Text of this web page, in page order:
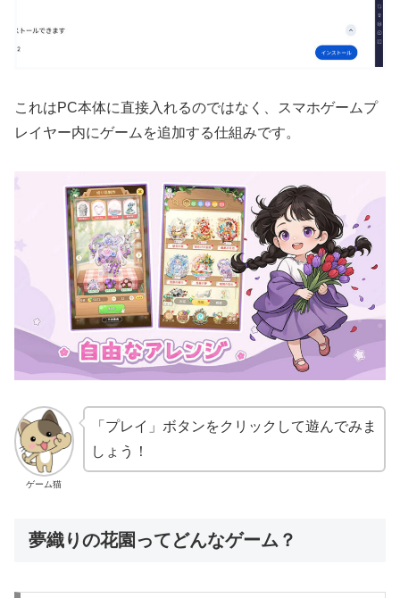
これはPC本体に直接入れるのではなく、スマホゲームプ
レイヤー内にゲームを追加する仕組みです。
ゲーム猫
「プレイ」ボタンをクリックして遊んでみま
しょう！
夢織りの花園ってどんなゲーム？